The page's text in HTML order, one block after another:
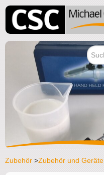
Zubehör >Zubehör und Geräte